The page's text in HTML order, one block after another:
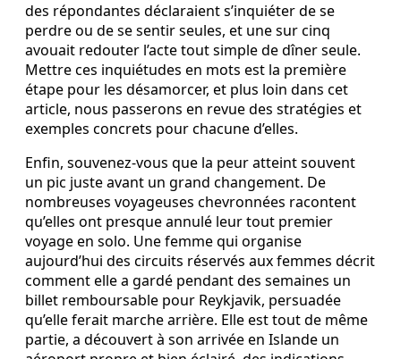
des répondantes déclaraient s’inquiéter de se
perdre ou de se sentir seules, et une sur cinq
avouait redouter l’acte tout simple de dîner seule.
Mettre ces inquiétudes en mots est la première
étape pour les désamorcer, et plus loin dans cet
article, nous passerons en revue des stratégies et
exemples concrets pour chacune d’elles.
Enfin, souvenez-vous que la peur atteint souvent
un pic juste avant un grand changement. De
nombreuses voyageuses chevronnées racontent
qu’elles ont presque annulé leur tout premier
voyage en solo. Une femme qui organise
aujourd’hui des circuits réservés aux femmes décrit
comment elle a gardé pendant des semaines un
billet remboursable pour Reykjavik, persuadée
qu’elle ferait marche arrière. Elle est tout de même
partie, a découvert à son arrivée en Islande un